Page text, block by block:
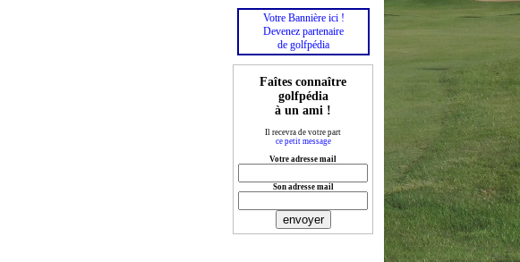
Votre Bannière ici !
Devenez partenaire
de golfpédia
Faîtes connaître
golfpédia
à un ami !
Il recevra de votre part
ce petit message
Votre adresse mail
Son adresse mail